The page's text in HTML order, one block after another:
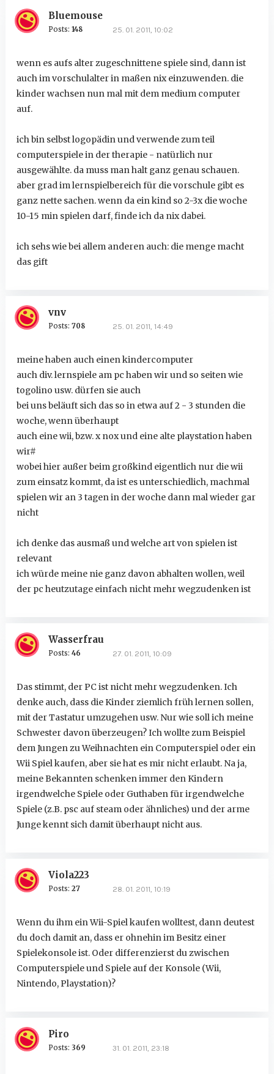
Bluemouse
Posts: 148 25. 01. 2011, 10:02
wenn es aufs alter zugeschnittene spiele sind, dann ist
auch im vorschulalter in maßen nix einzuwenden. die
kinder wachsen nun mal mit dem medium computer
auf.
ich bin selbst logopädin und verwende zum teil
computerspiele in der therapie - natürlich nur
ausgewählte. da muss man halt ganz genau schauen.
aber grad im lernspielbereich für die vorschule gibt es
ganz nette sachen. wenn da ein kind so 2-3x die woche
10-15 min spielen darf, finde ich da nix dabei.
ich sehs wie bei allem anderen auch: die menge macht
das gift
vnv
Posts: 708 25. 01. 2011, 14:49
meine haben auch einen kindercomputer
auch div. lernspiele am pc haben wir und so seiten wie
togolino usw. dürfen sie auch
bei uns beläuft sich das so in etwa auf 2 - 3 stunden die
woche, wenn überhaupt
auch eine wii, bzw. x nox und eine alte playstation haben
wir#
wobei hier außer beim großkind eigentlich nur die wii
zum einsatz kommt, da ist es unterschiedlich, machmal
spielen wir an 3 tagen in der woche dann mal wieder gar
nicht
ich denke das ausmaß und welche art von spielen ist
relevant
ich würde meine nie ganz davon abhalten wollen, weil
der pc heutzutage einfach nicht mehr wegzudenken ist
Wasserfrau
Posts: 46 27. 01. 2011, 10:09
Das stimmt, der PC ist nicht mehr wegzudenken. Ich
denke auch, dass die Kinder ziemlich früh lernen sollen,
mit der Tastatur umzugehen usw. Nur wie soll ich meine
Schwester davon überzeugen? Ich wollte zum Beispiel
dem Jungen zu Weihnachten ein Computerspiel oder ein
Wii Spiel kaufen, aber sie hat es mir nicht erlaubt. Na ja,
meine Bekannten schenken immer den Kindern
irgendwelche Spiele oder Guthaben für irgendwelche
Spiele (z.B. psc auf steam oder ähnliches) und der arme
Junge kennt sich damit überhaupt nicht aus.
Viola223
Posts: 27 28. 01. 2011, 10:19
Wenn du ihm ein Wii-Spiel kaufen wolltest, dann deutest
du doch damit an, dass er ohnehin im Besitz einer
Spielekonsole ist. Oder differenzierst du zwischen
Computerspiele und Spiele auf der Konsole (Wii,
Nintendo, Playstation)?
Piro
Posts: 369 31. 01. 2011, 23:18